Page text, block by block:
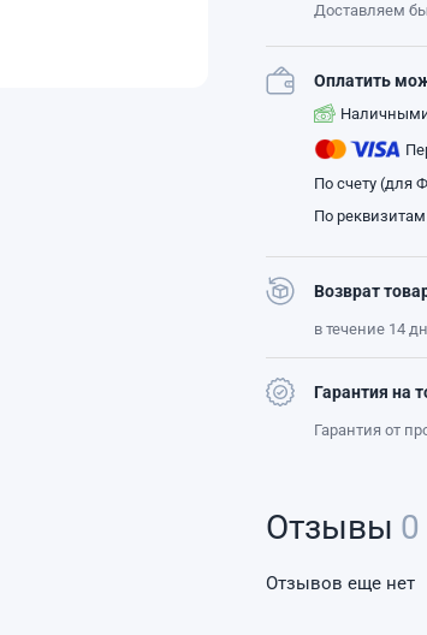
Доставляем
Оплатить
По счету (для
По реквизитам
Возврат
в течение 14
Гарантия на
Гарантия от
Отзывы 0
Отзывов еще нет